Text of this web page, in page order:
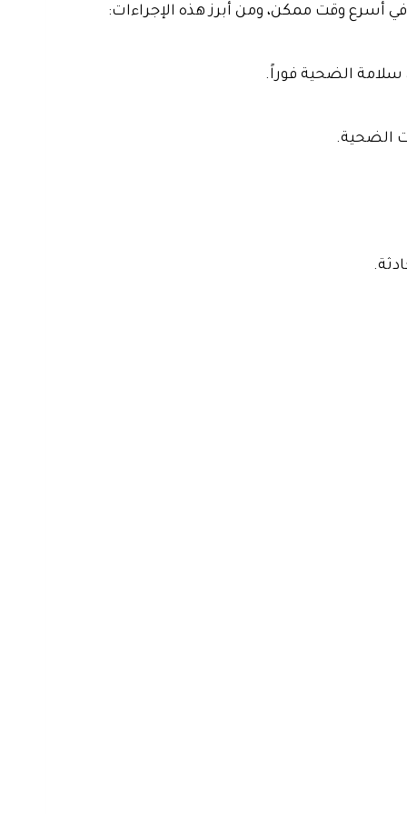
أسرع وقت ممكن، ومن أبرز هذه الإجراءات:
سلامة الضحية فوراً.
الضحية.